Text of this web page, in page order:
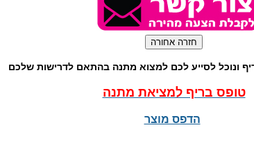
ונוכל לסייע לכם למצוא מתנה בהתאם לדרישות שלכם
טופס בריף למציאת מתנה
הדפס מוצר